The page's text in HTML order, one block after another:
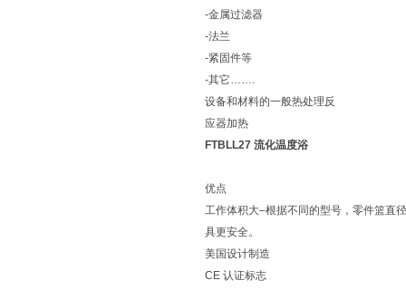
-金属过滤器
-法兰
-紧固件等
-其它…….
设备和材料的一般热处理反
应器加热
FTBLL27 流化温度浴
优点
工作体积大–根据不同的型号，零件篮直
具更安全。
美国设计制造
CE 认证标志